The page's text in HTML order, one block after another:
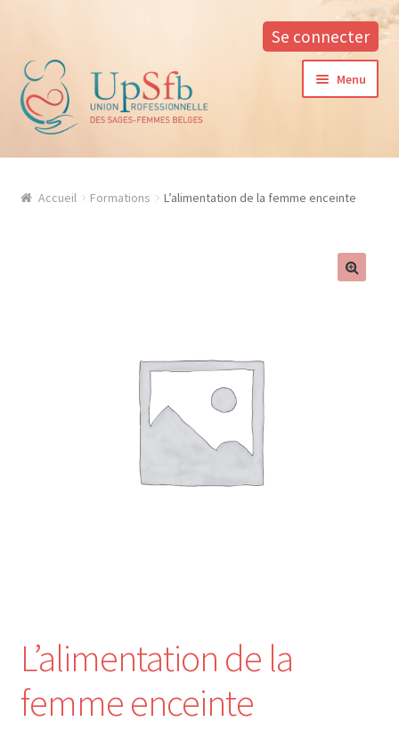
Se connecter
Aller
à
la
navigation
Aller
au
contenu
Menu
A propos
La formation continue à l’UPSfB
Contacter notre responsable des formations
Formations 2026
Devenir Membre
Accueil Formations L’alimentation de la femme enceinte
L’alimentation de la
femme enceinte